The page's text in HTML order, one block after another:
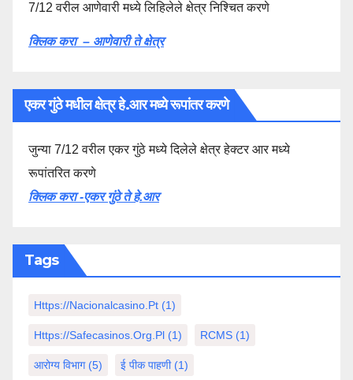
7/12 वरील आणेवारी मध्ये लिहिलेले क्षेत्र निश्चित करणे
क्लिक करा – आणेवारी ते क्षेत्र
एकर गुंठे मधील क्षेत्र हे.आर मध्ये रूपांतर करणे
जुन्या 7/12 वरील एकर गुंठे मध्ये दिलेले क्षेत्र हेक्टर आर मध्ये
रूपांतरित करणे
क्लिक करा -एकर गुंठे ते हे.आर
Tags
Https://nacionalcasino.pt (1)
Https://safecasinos.org.pl (1) RCMS (1)
आरोग्य विभाग(5) ई पीक पाहणी(1)